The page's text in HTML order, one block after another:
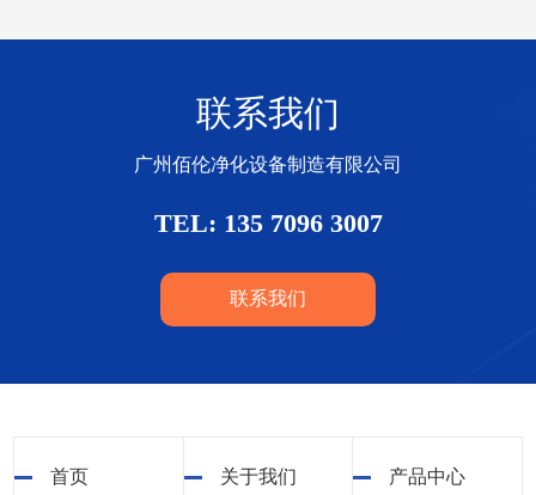
联系我们
广州佰伦净化设备制造有限公司
TEL: 135 7096 3007
联系我们
首页 关于我们 产品中心